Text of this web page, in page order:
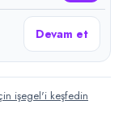
Devam et
işegel'i keşfedin